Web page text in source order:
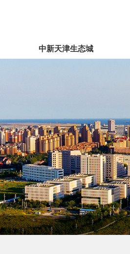
中新天津生态城